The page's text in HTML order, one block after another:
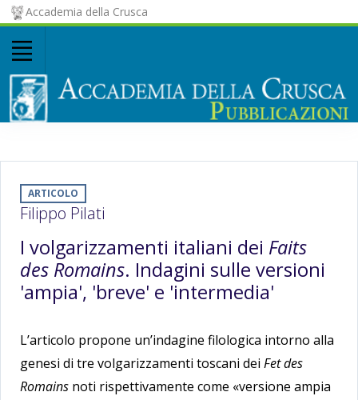
Accademia della Crusca
ARTICOLO
Filippo Pilati
I volgarizzamenti italiani dei Faits
des Romains. Indagini sulle versioni
'ampia', 'breve' e 'intermedia'
L’articolo propone un’indagine filologica intorno alla
genesi di tre volgarizzamenti toscani dei Fet des
Romains noti rispettivamente come «versione ampia